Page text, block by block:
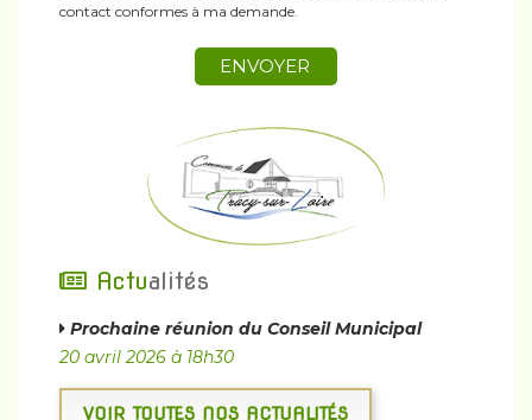
contact conformes à ma demande.
ENVOYER
Actualités
Prochaine réunion du Conseil Municipal
20 avril 2026 à 18h30
VOIR TOUTES NOS ACTUALITÉS